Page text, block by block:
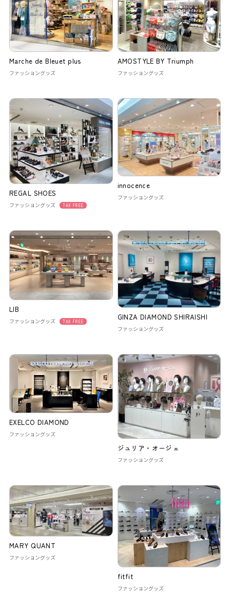
Marche de Bleuet plus
ファッショングッズ
AMOSTYLE BY Triumph
ファッショングッズ
REGAL SHOES
ファッショングッズ TAX FREE
innocence
ファッショングッズ
LIB
ファッショングッズ TAX FREE GINZA DIAMOND SHIRAISHI
ファッショングッズ
EXELCO DIAMOND
ファッショングッズ
ジュリア・オージェ
ファッショングッズ
MARY QUANT
ファッショングッズ
fitfit
ファッショングッズ